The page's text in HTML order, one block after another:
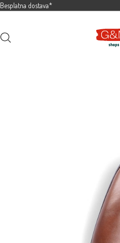
Besplatna dostava*